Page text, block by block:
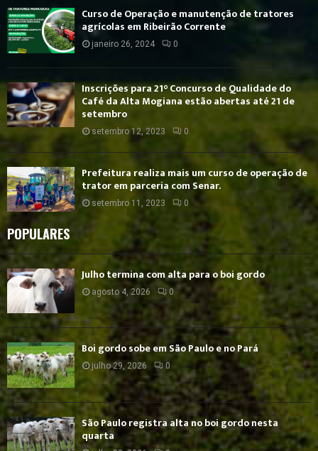
Curso de Operação e manutenção de tratores
agrícolas em Ribeirão Corrente
janeiro 26, 2024 0
Inscrições para 21° Concurso de Qualidade do
Café da Alta Mogiana estão abertas até 21 de
setembro
setembro 12, 2023 0
Prefeitura realiza mais um curso de operação de
trator em parceria com Senar.
setembro 11, 2023 0
POPULARES
Julho termina com alta para o boi gordo
agosto 4, 2026 0
Boi gordo sobe em São Paulo e no Pará
julho 29, 2026 0
São Paulo registra alta no boi gordo nesta
quarta